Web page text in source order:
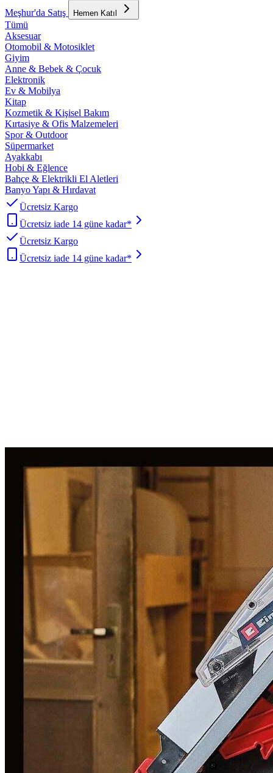
Meşhur'da Satış Hemen Katıl
Tümü
Aksesuar
Otomobil & Motosiklet
Giyim
Anne & Bebek & Çocuk
Elektronik
Ev & Mobilya
Kitap
Kozmetik & Kişisel Bakım
Kırtasiye & Ofis Malzemeleri
Spor & Outdoor
Süpermarket
Ayakkabı
Hobi & Eğlence
Bahçe & Elektrikli El Aletleri
Banyo Yapı & Hırdavat
Ücretsiz Kargo
Ücretsiz iade 14 güne kadar*
Ücretsiz Kargo
Ücretsiz iade 14 güne kadar*